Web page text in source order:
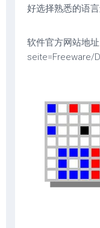
好选择熟悉的语言
软件官方网站地
seite=Freeware/